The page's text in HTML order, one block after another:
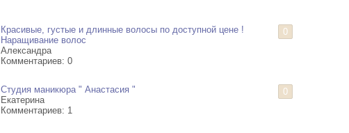
Красивые, густые и длинные волосы по доступной цене !
Наращивание волос
Александра
Комментариев: 0
0
Студия маникюра " Анастасия "
Екатерина
Комментариев: 1
0